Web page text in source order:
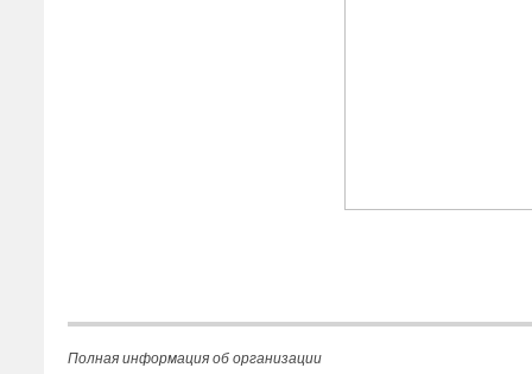
Полная информация об организации